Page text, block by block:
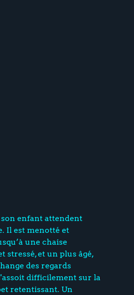
son enfant attendent
Il est menotté et
une chaise
stressé, et un plus âgé,
des regards
difficilement sur la
retentissant. Un